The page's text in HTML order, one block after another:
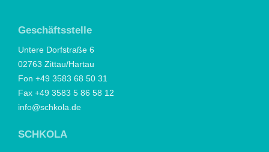
Geschäftsstelle
Untere Dorfstraße 6
02763 Zittau/Hartau
Fon +49 3583 68 50 31
Fax +49 3583 5 86 58 12
info@schkola.de
SCHKOLA